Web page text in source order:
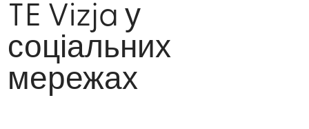
TE Vizja у
соціальних
мережах